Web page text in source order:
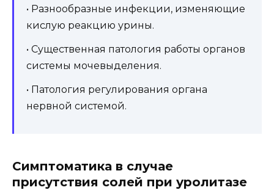
• Разнообразные инфекции, изменяющие
кислую реакцию урины.
• Существенная патология работы органов
системы мочевыделения.
• Патология регулирования органа
нервной системой.
Симптоматика в случае
присутствия солей при уролитазе